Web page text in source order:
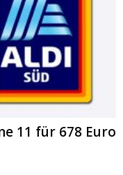
11 für 678 Euro